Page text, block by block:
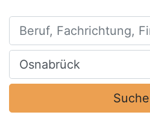
Beruf, Fachrichtung, Firma
Ort, Stadt